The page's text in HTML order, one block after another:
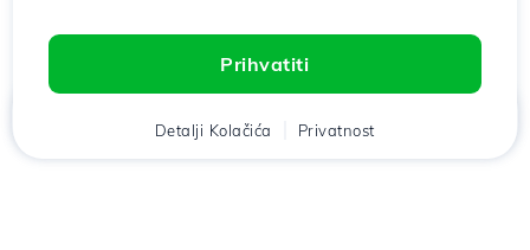
Prihvatiti
Detalji Kolačića Privatnost
Klijent Кошара Razgovor